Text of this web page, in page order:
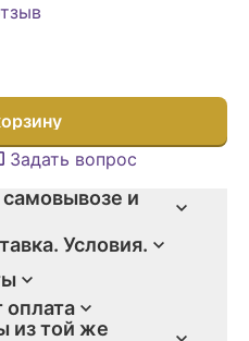
Задать вопрос
и
Условия.
оплата
из той же